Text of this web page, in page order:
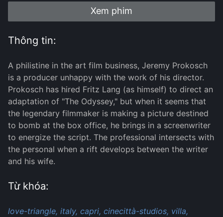
Xem phim
Thông tin:
A philistine in the art film business, Jeremy Prokosch
is a producer unhappy with the work of his director.
Prokosch has hired Fritz Lang (as himself) to direct an
adaptation of "The Odyssey," but when it seems that
the legendary filmmaker is making a picture destined
to bomb at the box office, he brings in a screenwriter
to energize the script. The professional intersects with
the personal when a rift develops between the writer
and his wife.
Từ khóa:
love-triangle, italy, capri, cinecittà-studios, villa,